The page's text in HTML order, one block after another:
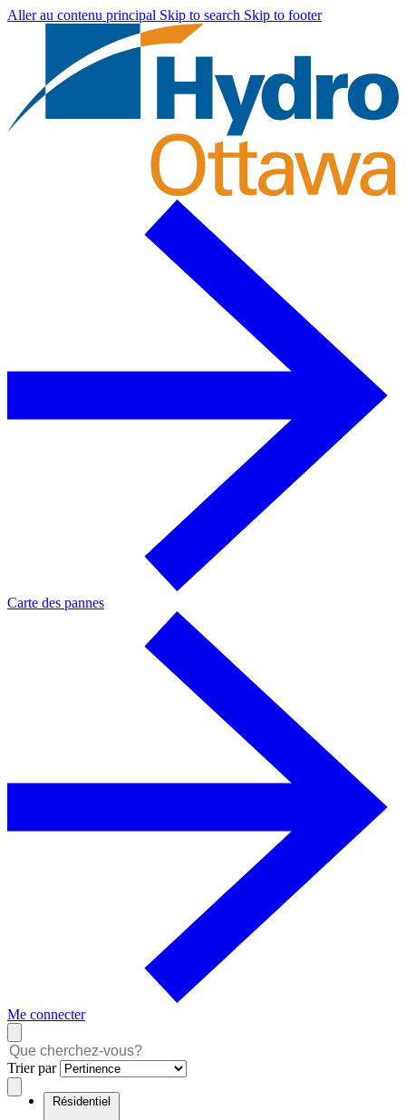
Aller au contenu principal Skip to search Skip to footer
Carte des pannes
Me connecter
Trier par
Résidentiel